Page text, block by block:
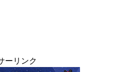
ーリンク